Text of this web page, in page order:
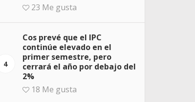
23 Me gusta
4
Cos prevé que el IPC
continúe elevado en el
primer semestre, pero
cerrará el año por debajo del
2%
18 Me gusta